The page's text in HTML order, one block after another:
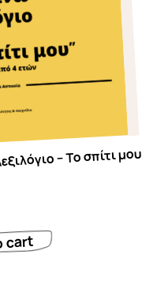
– Το σπίτι μου
cart